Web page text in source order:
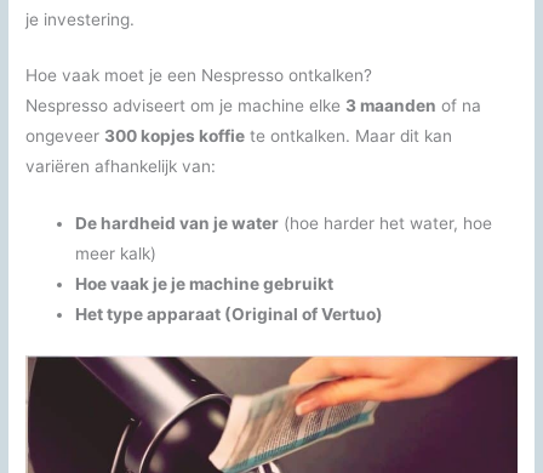
je investering.
Hoe vaak moet je een Nespresso ontkalken?
Nespresso adviseert om je machine elke 3 maanden of na
ongeveer 300 kopjes koffie te ontkalken. Maar dit kan
variëren afhankelijk van:
De hardheid van je water (hoe harder het water, hoe
meer kalk)
Hoe vaak je je machine gebruikt
Het type apparaat (Original of Vertuo)